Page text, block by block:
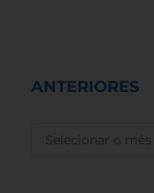
ANTERIORES